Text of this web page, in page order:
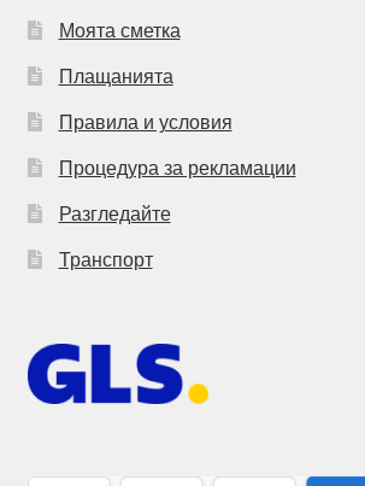
Моята сметка
Плащанията
Правила и условия
Процедура за рекламации
Разгледайте
Транспорт